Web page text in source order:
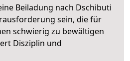
Beiladung nach Dschibuti
sein, die für
schwierig zu bewältigen
Disziplin und